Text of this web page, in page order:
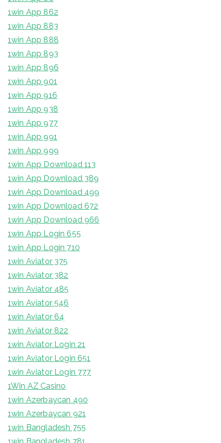
1win App 862
1win App 883
1win App 888
1win App 893
1win App 896
1win App 901
1win App 916
1win App 938
1win App 977
1win App 991
1win App 999
1win App Download 113
1win App Download 389
1win App Download 499
1win App Download 672
1win App Download 966
1win App Login 655
1win App Login 710
1win Aviator 375
1win Aviator 382
1win Aviator 485
1win Aviator 546
1win Aviator 64
1win Aviator 822
1win Aviator Login 21
1win Aviator Login 651
1win Aviator Login 777
1Win AZ Casino
1win Azerbaycan 490
1win Azerbaycan 921
1win Bangladesh 755